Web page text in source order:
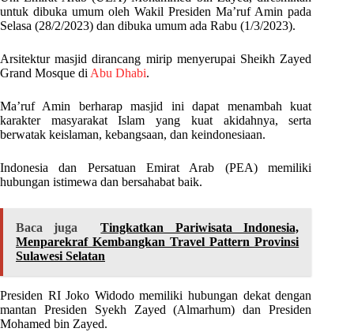
untuk dibuka umum oleh Wakil Presiden Ma’ruf Amin pada
Selasa (28/2/2023) dan dibuka umum ada Rabu (1/3/2023).
Arsitektur masjid dirancang mirip menyerupai Sheikh Zayed
Grand Mosque di Abu Dhabi.
Ma’ruf Amin berharap masjid ini dapat menambah kuat
karakter masyarakat Islam yang kuat akidahnya, serta
berwatak keislaman, kebangsaan, dan keindonesiaan.
Indonesia dan Persatuan Emirat Arab (PEA) memiliki
hubungan istimewa dan bersahabat baik.
Baca juga
Tingkatkan Pariwisata Indonesia,
Menparekraf Kembangkan Travel Pattern Provinsi
Sulawesi Selatan
Presiden RI Joko Widodo memiliki hubungan dekat dengan
mantan Presiden Syekh Zayed (Almarhum) dan Presiden
Mohamed bin Zayed.